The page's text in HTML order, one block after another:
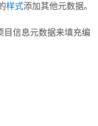
样式添加其他元数据。
目信息元数据来填充编